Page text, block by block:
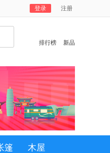
注册
登录
排行榜 新品
篷 木屋